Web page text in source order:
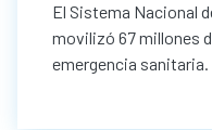
El Sistema Nacional
movilizó 67 millones
emergencia sanitaria.